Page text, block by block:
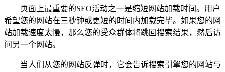
页面上最重要的SEO活动之一是缩短网站加载时间。用户
希望您的网站在三秒钟或更短的时间内加载完毕。如果您的网
站加载速度太慢，那么您的受众群体将跳回搜索结果，然后访
问另一个网站。
当人们从您的网站反弹时，它会告诉搜索引擎您的网站与